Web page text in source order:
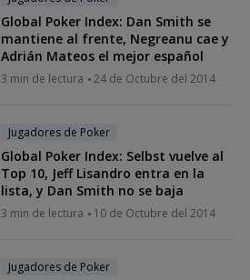
Global Poker Index: Dan Smith se
mantiene al frente, Negreanu cae y
Adrián Mateos el mejor español
3 min de lectura 24 de Octubre del 2014
Jugadores de Poker
Global Poker Index: Selbst vuelve al
Top 10, Jeff Lisandro entra en la
lista, y Dan Smith no se baja
3 min de lectura 10 de Octubre del 2014
Jugadores de Poker